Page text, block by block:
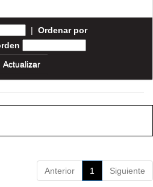
| Ordenar por
Anterior 1 Siguiente